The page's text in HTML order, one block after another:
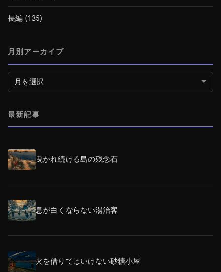
長編 (135)
月別アーカイブ
月別アーカイブ
最新記事
曳かれ続ける島の残念石
息が白くならない湯治客
火を借りてはいけない砂糖小屋